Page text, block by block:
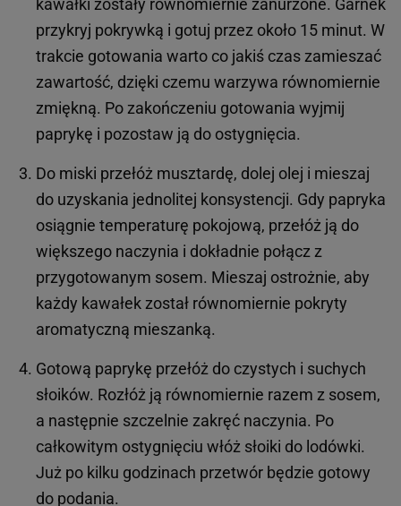
przykryj pokrywką i gotuj przez około 15 minut. W
trakcie gotowania warto co jakiś czas zamieszać
zawartość, dzięki czemu warzywa równomiernie
zmiękną. Po zakończeniu gotowania wyjmij
paprykę i pozostaw ją do ostygnięcia.
Do miski przełóż musztardę, dolej olej i mieszaj
do uzyskania jednolitej konsystencji. Gdy papryka
osiągnie temperaturę pokojową, przełóż ją do
większego naczynia i dokładnie połącz z
przygotowanym sosem. Mieszaj ostrożnie, aby
każdy kawałek został równomiernie pokryty
aromatyczną mieszanką.
Gotową paprykę przełóż do czystych i suchych
słoików. Rozłóż ją równomiernie razem z sosem,
a następnie szczelnie zakręć naczynia. Po
całkowitym ostygnięciu włóż słoiki do lodówki.
Już po kilku godzinach przetwór będzie gotowy
do podania.